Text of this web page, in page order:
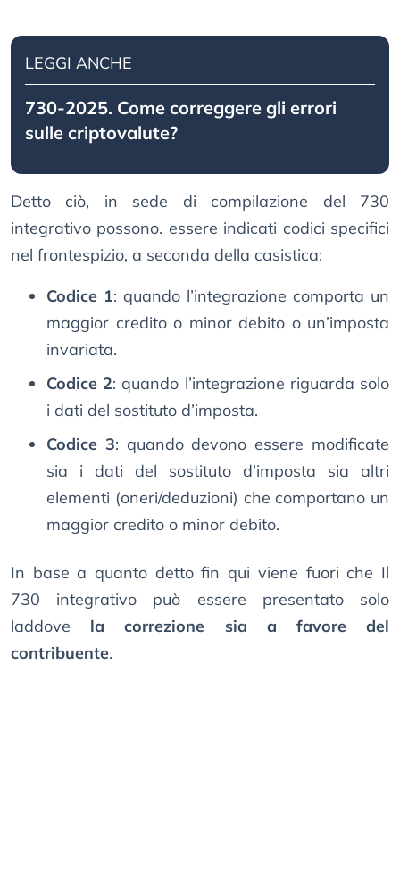
LEGGI ANCHE
730-2025. Come correggere gli errori
sulle criptovalute?
Detto ciò, in sede di compilazione del 730
integrativo possono. essere indicati codici specifici
nel frontespizio, a seconda della casistica:
Codice 1: quando l’integrazione comporta un
maggior credito o minor debito o un’imposta
invariata.
Codice 2: quando l’integrazione riguarda solo
i dati del sostituto d’imposta.
Codice 3: quando devono essere modificate
sia i dati del sostituto d’imposta sia altri
elementi (oneri/deduzioni) che comportano un
maggior credito o minor debito.
In base a quanto detto fin qui viene fuori che Il
730 integrativo può essere presentato solo
laddove la correzione sia a favore del
contribuente.